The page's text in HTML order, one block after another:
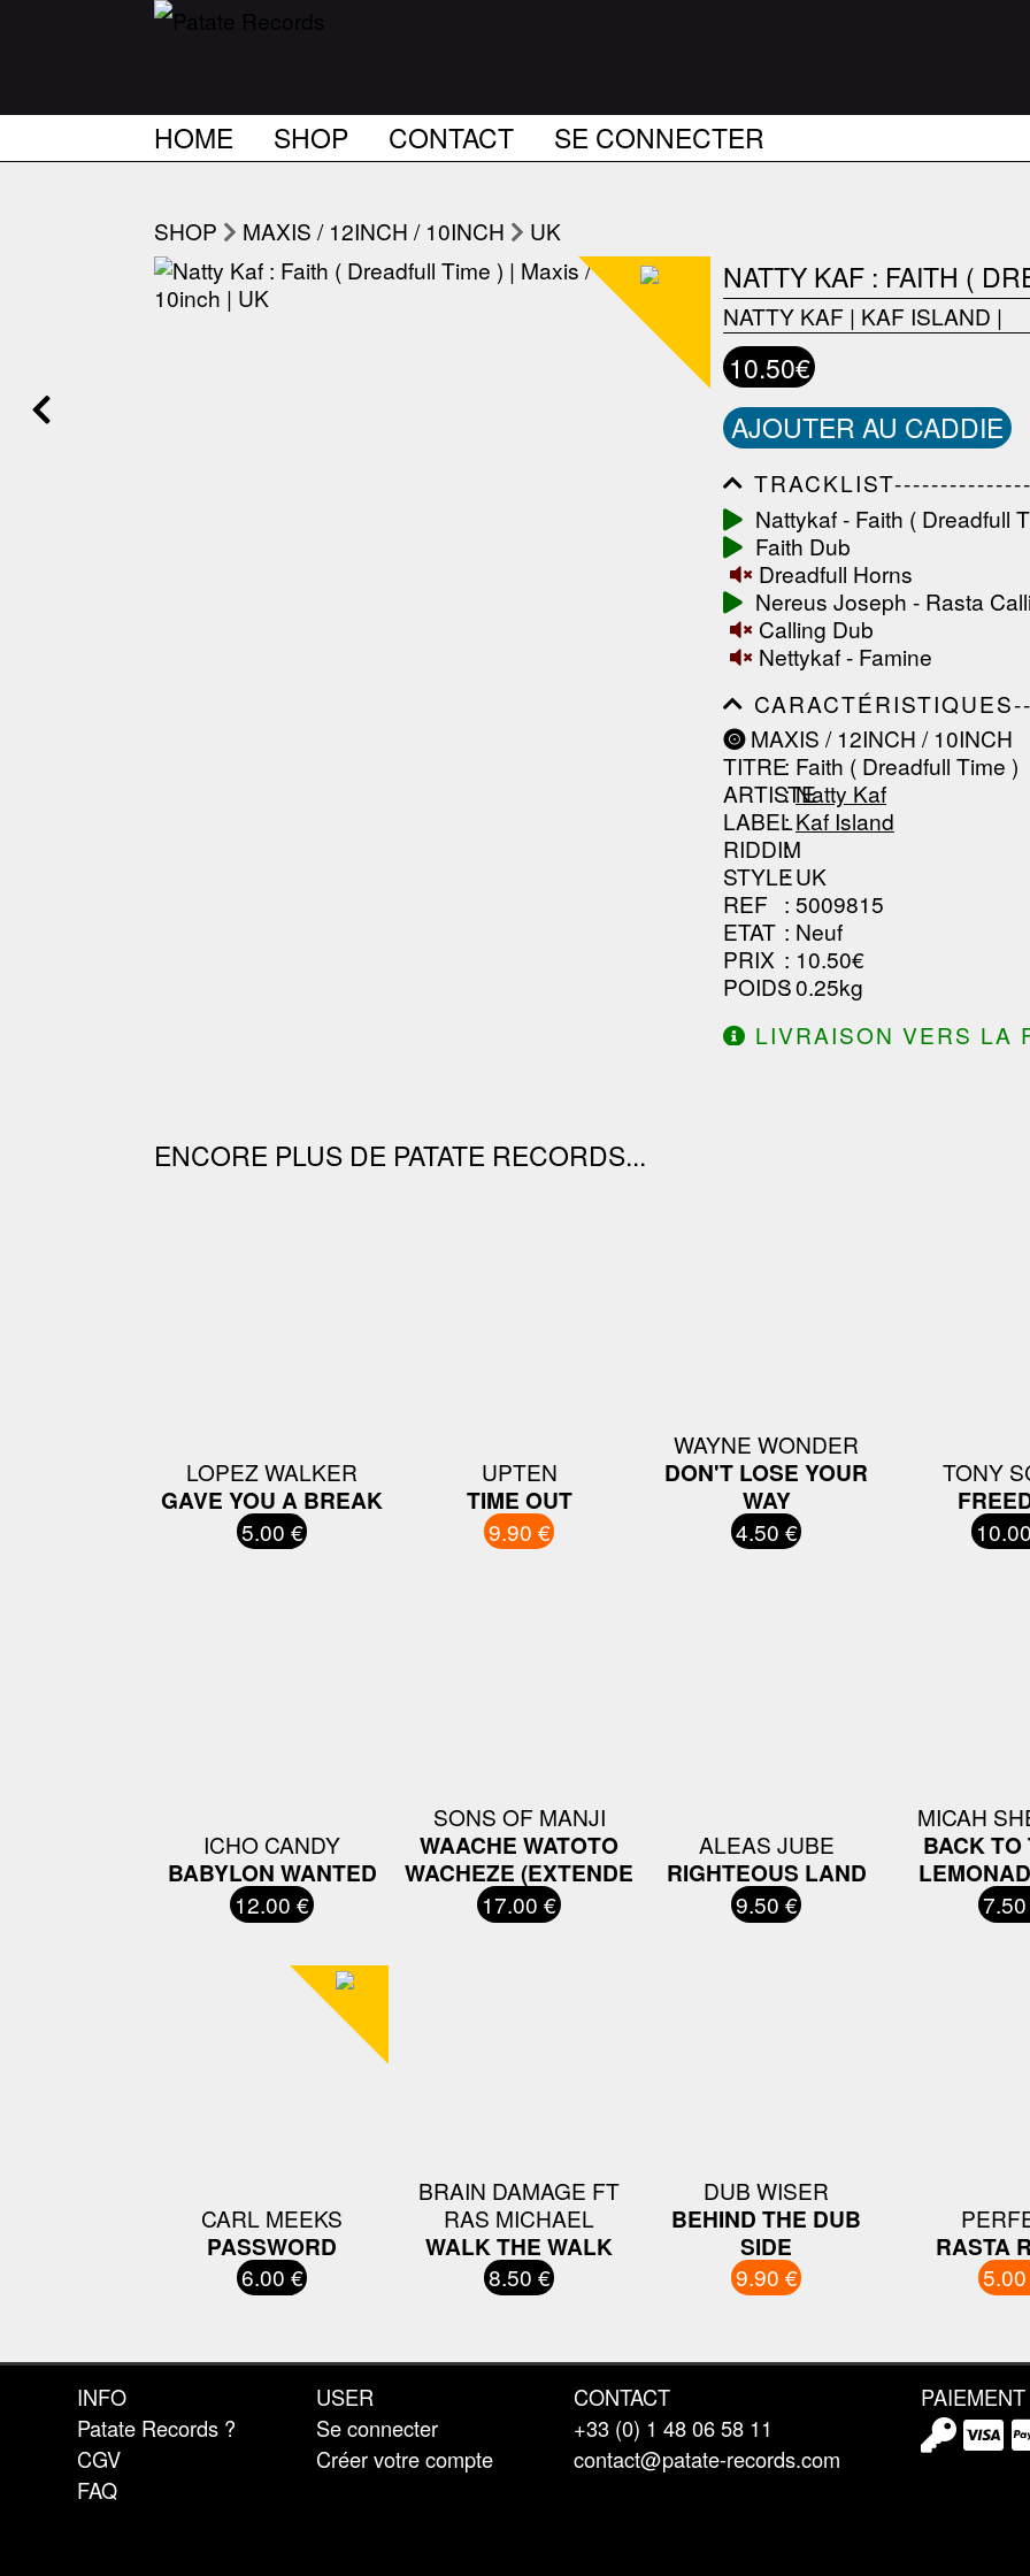
HOME SHOP CONTACT SE CONNECTER
SHOP MAXIS / 12INCH / 10INCH UK
NATTY KAF : FAITH (
NATTY KAF | KAF ISLAND |
10.50€
AJOUTER AU CADDIE
-----------------
Nattykaf - Faith ( Dreadfull
Faith Dub
Dreadfull Horns
Nereus Joseph - Rasta
Calling Dub
Nettykaf - Famine
------------------------------
MAXIS / 12INCH / 10INCH
TITRE: Faith ( Dreadfull Time )
ARTISTE
:Natty Kaf
LABEL
:Kaf Island
RIDDIM
:
STYLE: UK
REF : 5009815
ETAT : Neuf
PRIX : 10.50€
POIDS: 0.25kg
LIVRAISON VERS LA
ENCORE PLUS DE PATATE RECORDS...
LOPEZ WALKER
GAVE YOU A BREAK
5.00 €
UPTEN
TIME OUT
9.90 €
WAYNE WONDER
DON'T LOSE YOUR
WAY
4.50 €
TONY
ICHO CANDY
BABYLON WANTED
12.00 €
SONS OF MANJI
WAACHE WATOTO
WACHEZE (EXTENDE
17.00 €
ALEAS JUBE
RIGHTEOUS LAND
9.50 €
MICAH
BACK TO
CARL MEEKS
PASSWORD
6.00 €
BRAIN DAMAGE FT
RAS MICHAEL
WALK THE WALK
8.50 €
DUB WISER
BEHIND THE DUB
SIDE
9.90 €
RASTA
INFO
Patate Records ?
CGV
FAQ
USER
Se connecter
Créer votre compte
CONTACT
+33 (0) 1 48 06 58 11
contact@patate-records.com